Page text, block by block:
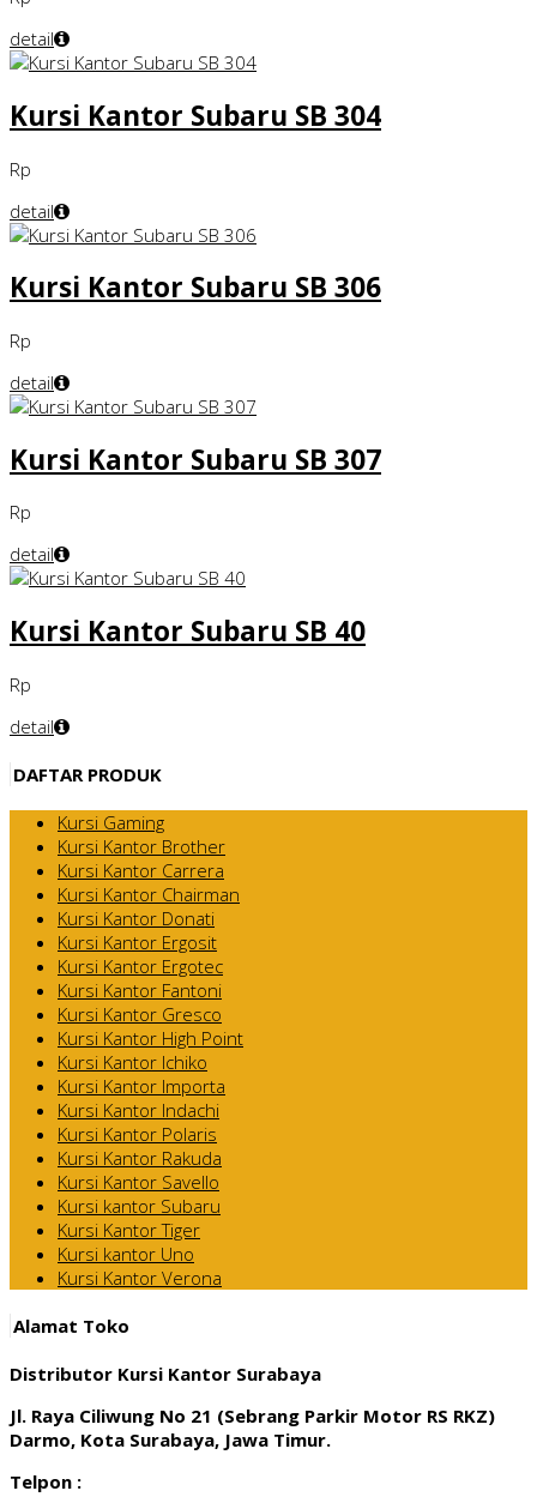
detail
Kursi Kantor Subaru SB 304
Rp
detail
Kursi Kantor Subaru SB 306
Rp
detail
Kursi Kantor Subaru SB 307
Rp
detail
Kursi Kantor Subaru SB 40
Rp
detail
DAFTAR PRODUK
Kursi Gaming
Kursi Kantor Brother
Kursi Kantor Carrera
Kursi Kantor Chairman
Kursi Kantor Donati
Kursi Kantor Ergosit
Kursi Kantor Ergotec
Kursi Kantor Fantoni
Kursi Kantor Gresco
Kursi Kantor High Point
Kursi Kantor Ichiko
Kursi Kantor Importa
Kursi Kantor Indachi
Kursi Kantor Polaris
Kursi Kantor Rakuda
Kursi Kantor Savello
Kursi kantor Subaru
Kursi Kantor Tiger
Kursi kantor Uno
Kursi Kantor Verona
Alamat Toko
Distributor Kursi Kantor Surabaya
Jl. Raya Ciliwung No 21 (Sebrang Parkir Motor RS RKZ)
Darmo, Kota Surabaya, Jawa Timur.
Telpon :